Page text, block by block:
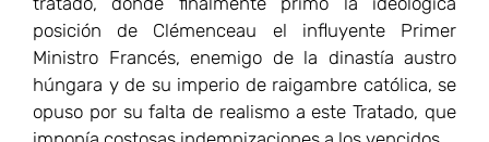
posición de Clémenceau el influyente Primer
Ministro Francés, enemigo de la dinastía austro
húngara y de su imperio de raigambre católica, se
opuso por su falta de realismo a este Tratado, que